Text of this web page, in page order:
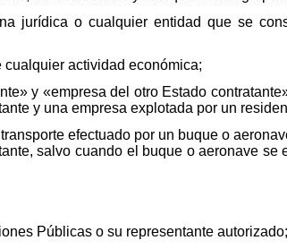
jurídica o cualquier entidad que se
actividad económica;
y «empresa del otro Estado
y una empresa explotada por un
efectuado por un buque o
salvo cuando el buque o aeronave se
Públicas o su representante autorizado;